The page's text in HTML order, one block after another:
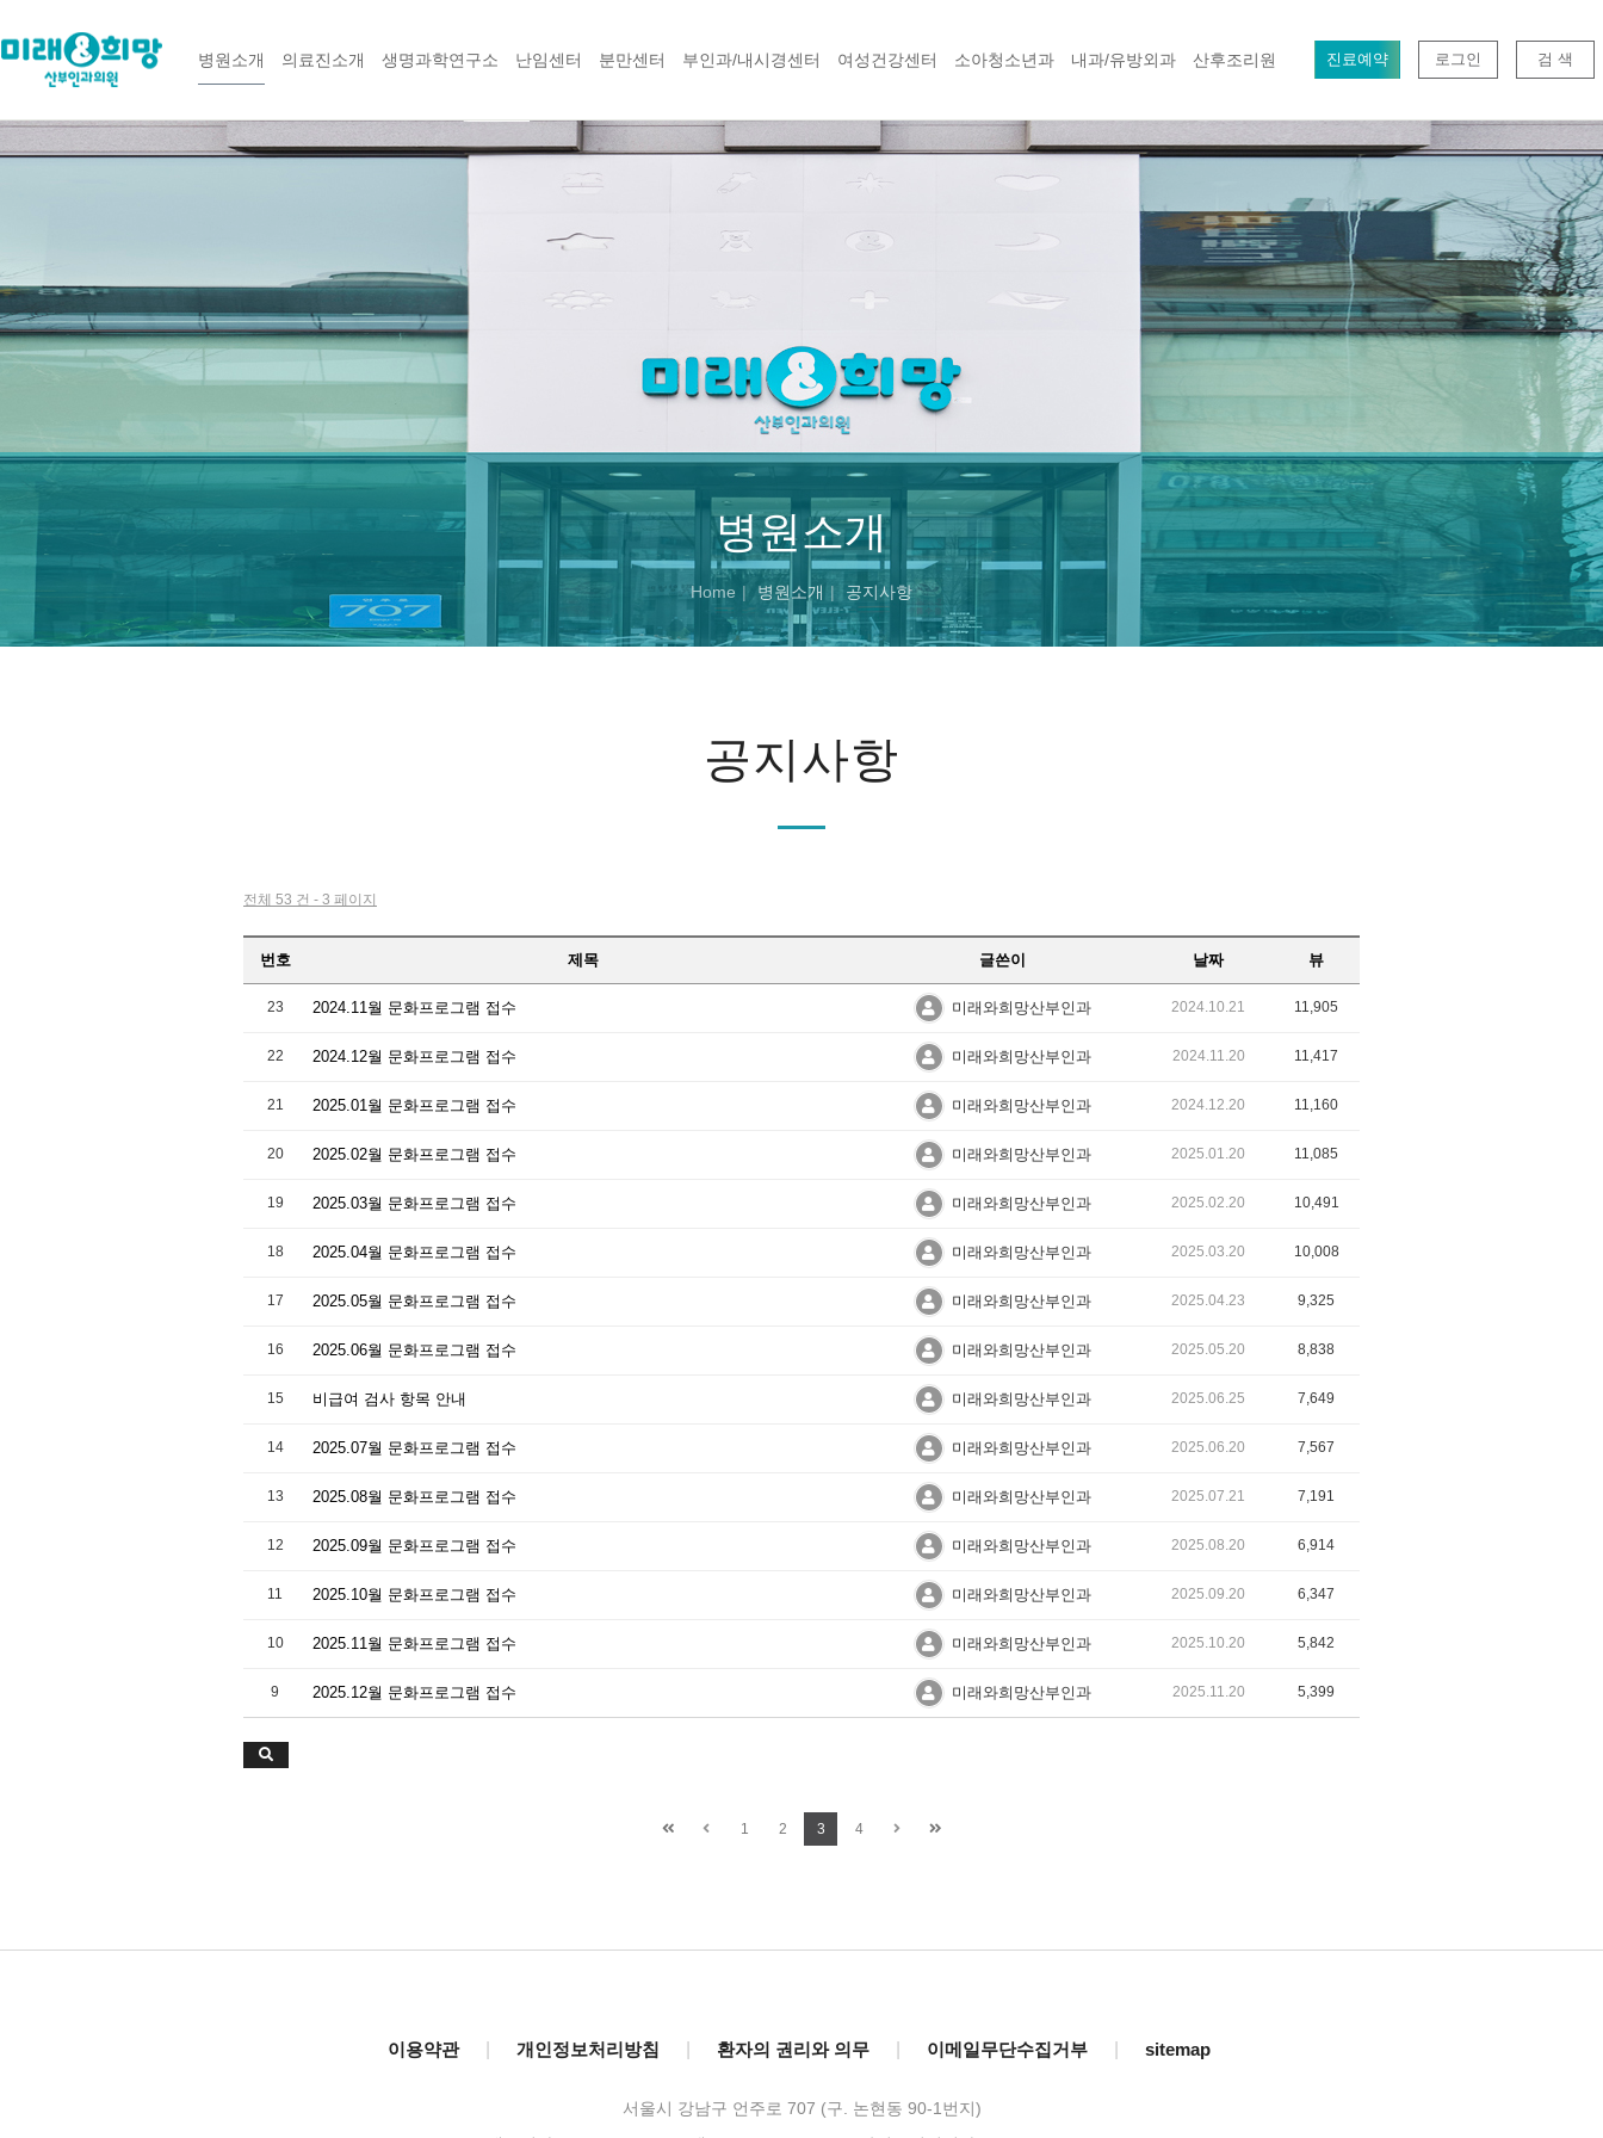
병원소개 의료진소개 생명과학연구소 난임센터 분만센터 부인과/내시경센터 여성건강센터 소아청소년과 내과/유방외과 산후조리원 진료예약 로그인 검 색
병원소개
Home 병원소개 공지사항
공지사항
전체 53 건 - 3 페이지
번호 제목 글쓴이 날짜 뷰
23 2024.11월 문화프로그램 접수 미래와희망산부인과 2024.10.21 11,905
22 2024.12월 문화프로그램 접수 미래와희망산부인과 2024.11.20 11,417
21 2025.01월 문화프로그램 접수 미래와희망산부인과 2024.12.20 11,160
20 2025.02월 문화프로그램 접수 미래와희망산부인과 2025.01.20 11,085
19 2025.03월 문화프로그램 접수 미래와희망산부인과 2025.02.20 10,491
18 2025.04월 문화프로그램 접수 미래와희망산부인과 2025.03.20 10,008
17 2025.05월 문화프로그램 접수 미래와희망산부인과 2025.04.23 9,325
16 2025.06월 문화프로그램 접수 미래와희망산부인과 2025.05.20 8,838
15 비급여 검사 항목 안내 미래와희망산부인과 2025.06.25 7,649
14 2025.07월 문화프로그램 접수 미래와희망산부인과 2025.06.20 7,567
13 2025.08월 문화프로그램 접수 미래와희망산부인과 2025.07.21 7,191
12 2025.09월 문화프로그램 접수 미래와희망산부인과 2025.08.20 6,914
11 2025.10월 문화프로그램 접수 미래와희망산부인과 2025.09.20 6,347
10 2025.11월 문화프로그램 접수 미래와희망산부인과 2025.10.20 5,842
9 2025.12월 문화프로그램 접수 미래와희망산부인과 2025.11.20 5,399
1 2 3 4
이용약관 개인정보처리방침 환자의 권리와 의무 이메일무단수집거부 sitemap
서울시 강남구 언주로 707 (구. 논현동 90-1번지)